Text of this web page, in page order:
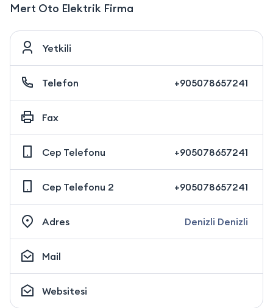
Mert Oto Elektrik Firma
Yetkili
Telefon +905078657241
Fax
Cep Telefonu +905078657241
Cep Telefonu 2 +905078657241
Adres Denizli Denizli
Mail
Websitesi